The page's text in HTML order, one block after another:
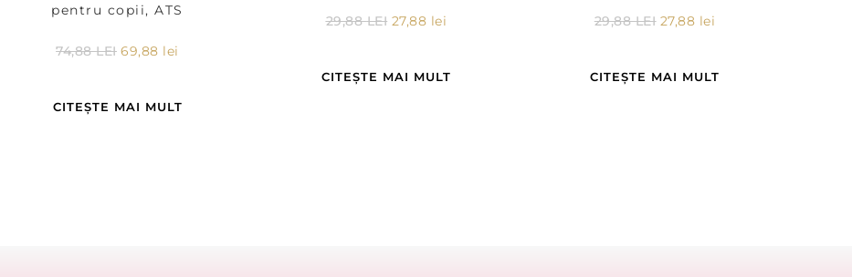
pentru copii, ATS
74,88LEI 69,88 lei
CITEȘTE MAI MULT
29,88LEI 27,88 lei
CITEȘTE MAI MULT
29,88LEI 27,88 lei
CITEȘTE MAI MULT